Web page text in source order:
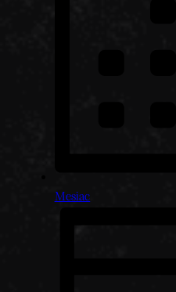
Mesiac